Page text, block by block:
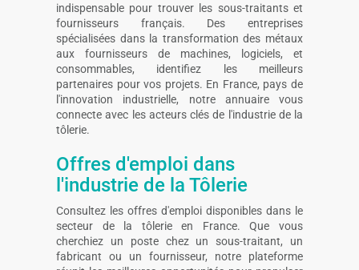
indispensable pour trouver les sous-traitants et
fournisseurs français. Des entreprises
spécialisées dans la transformation des métaux
aux fournisseurs de machines, logiciels, et
consommables, identifiez les meilleurs
partenaires pour vos projets. En France, pays de
l'innovation industrielle, notre annuaire vous
connecte avec les acteurs clés de l'industrie de la
tôlerie.
Offres d'emploi dans
l'industrie de la Tôlerie
Consultez les offres d'emploi disponibles dans le
secteur de la tôlerie en France. Que vous
cherchiez un poste chez un sous-traitant, un
fabricant ou un fournisseur, notre plateforme